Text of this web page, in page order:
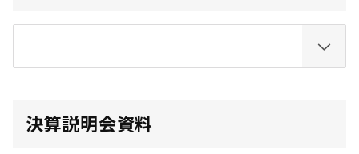
決算説明会資料